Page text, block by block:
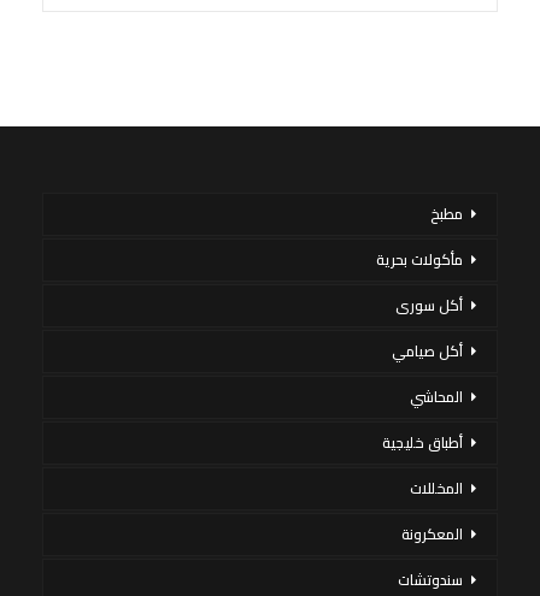
مطبخ
مأكولات بحرية
أكل سورى
أكل صيامي
المحاشي
أطباق خليجية
المخللات
المعكرونة
سندوتشات